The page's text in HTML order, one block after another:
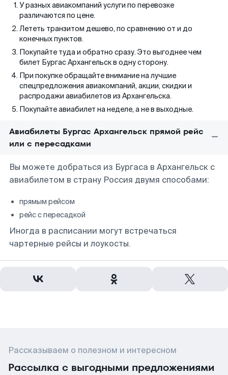
У разных авиакомпаний услуги по перевозке
различаются по цене.
Лететь транзитом дешево, по сравнению от и до
конечных пунктов.
Покупайте туда и обратно сразу. Это выгоднее чем
билет Бургас Архангельск в одну сторону.
При покупке обращайте внимание на лучшие
спецпредложения авиакомпаний, акции, скидки и
распродажи авиабилетов из Архангельска.
Покупайте авиабилет на неделе, а не в выходные.
Авиабилеты Бургас Архангельск прямой рейс
или с пересадками
Вы можете добраться из Бургаса в Архангельск с
авиабилетом в страну Россия двумя способами:
прямым рейсом
рейс с пересадкой
Иногда в расписании могут встречаться
чартерные рейсы и лоукосты.
Рассказываем о полезном и интересном
Рассылка с выгодными предложениями